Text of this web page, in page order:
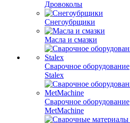
Дровоколы
Снегоубрщики
Масла и смазки
Сварочное оборудование
Stalex
Сварочное оборудование
MetMachine